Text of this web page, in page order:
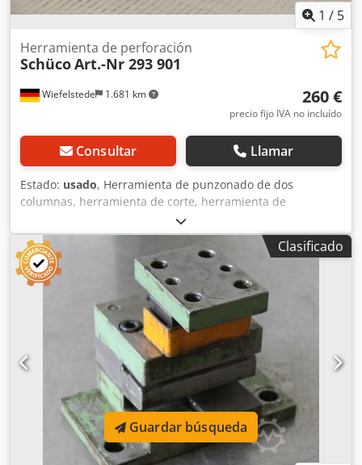
1 / 5
Wiefelstede 1.681 km
Herramienta de perforación
SchücoArt.-Nr 293 901
260 €
precio fijo IVA no incluído
Consultar Llamar
Estado: usado, Herramienta de punzonado de dos
columnas, herramienta de corte, herramienta de
punzonado, punzón, matriz de punzonado, estampador de
punzonado -2 columnas: herramienta de punzonado -
Dimensiones: 170/100/A130 mm Dcsdpfxjd Sf U Us Akcjk -
Peso: 5,3 kg
Clasificado
Guardar búsqueda